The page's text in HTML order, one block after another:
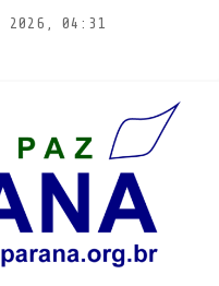
2026, 04:31